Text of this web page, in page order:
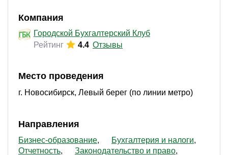
Компания
Городской Бухгалтерский Клуб
Рейтинг
4.4 Отзывы
Место проведения
г. Новосибирск, Левый берег (по линии метро)
Направления
Бизнес-образование
Бухгалтерия и налоги
Отчетность
Законодательство и право